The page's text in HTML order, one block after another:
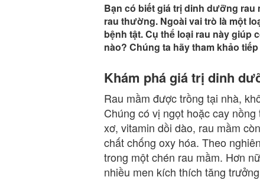
Bạn có biết giá trị dinh dưỡng rau
rau thường. Ngoài vai trò là một
bệnh tật. Cụ thể loại rau này
nào? Chúng ta hãy tham khảo
Khám phá giá trị dinh
Rau mầm được trồng tại nhà,
Chúng có vị ngọt hoặc cay
xơ, vitamin dồi dào, rau mầm
chất chống oxy hóa. Theo
trong một chén rau mầm. Hơn
nhiều men kích thích tăng